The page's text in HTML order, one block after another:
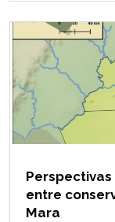
entre
Mara